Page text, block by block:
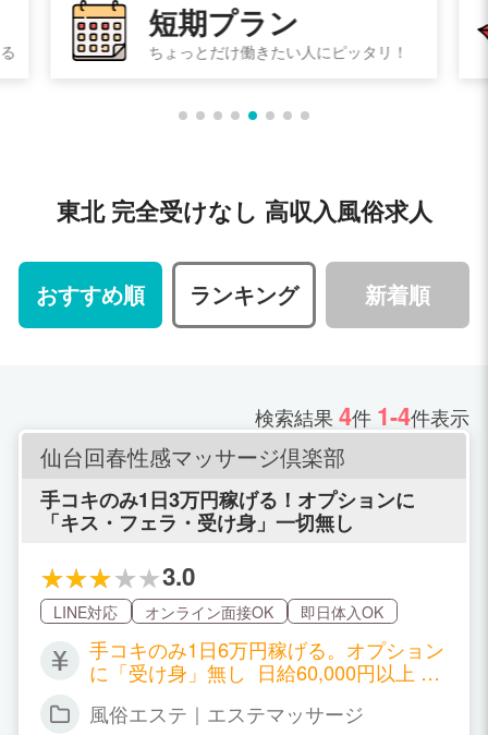
短期プラン
ちょっとだけ働きたい人にピッタリ！
東北 完全受けなし 高収入風俗求人
おすすめ順 ランキング 新着順
検索結果4件 1-4件表示
仙台回春性感マッサージ倶楽部
手コキのみ1日3万円稼げる！オプションに
「キス・フェラ・受け身」一切無し
3.0
LINE対応 オンライン面接OK 即日体入OK
手コキのみ1日6万円稼げる。オプション
に「受け身」無し 日給60,000円以上 完
円 75分 10,000円～21,000円 90分 12,00
風俗エステ｜エステマッサージ